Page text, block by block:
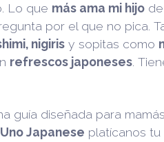
Lo que más ama mi hijo
por el que no pica.
nigiris y sopitas como
refrescos japoneses .
guía diseñada para
Uno Japanese platícanos tu